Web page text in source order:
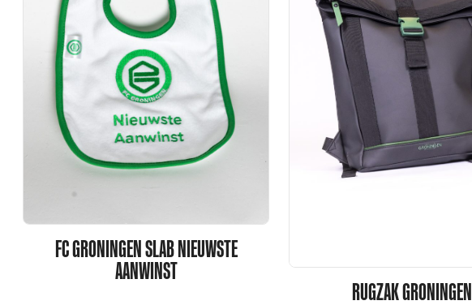
FC GRONINGEN SLAB NIEUWSTE
AANWINST
RUGZAK GRONINGEN